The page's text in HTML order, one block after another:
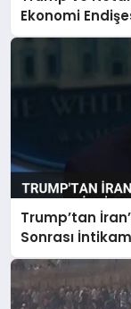
Ekonomi
Trump’tan
Sonrası